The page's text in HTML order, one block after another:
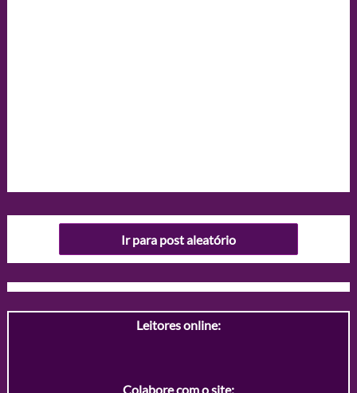
Ir para post aleatório
Leitores online:
Colabore com o site: